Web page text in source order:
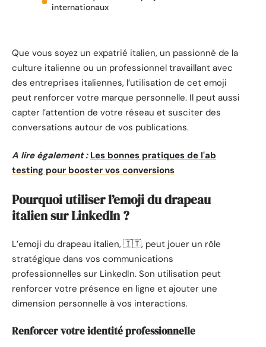
internationaux
Que vous soyez un expatrié italien, un passionné de la
culture italienne ou un professionnel travaillant avec
des entreprises italiennes, l’utilisation de cet emoji
peut renforcer votre marque personnelle. Il peut aussi
capter l’attention de votre réseau et susciter des
conversations autour de vos publications.
A lire également : Les bonnes pratiques de l'ab
testing pour booster vos conversions
Pourquoi utiliser l’emoji du drapeau
italien sur LinkedIn ?
L’emoji du drapeau italien, 🇮🇹, peut jouer un rôle
stratégique dans vos communications
professionnelles sur LinkedIn. Son utilisation peut
renforcer votre présence en ligne et ajouter une
dimension personnelle à vos interactions.
Renforcer votre identité professionnelle